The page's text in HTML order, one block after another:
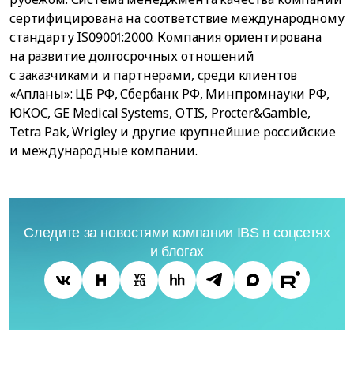
сертифицирована на соответствие международному
стандарту IS09001:2000. Компания ориентирована
на развитие долгосрочных отношений
с заказчиками и партнерами, среди клиентов
«Апланы»: ЦБ РФ, Сбербанк РФ, Минпромнауки РФ,
ЮКОС, GE Medical Systems, OTIS, Procter&Gamble,
Tetra Pak, Wrigley и другие крупнейшие российские
и международные компании.
Следите за новостями компании IBS в соцсетях
и блогах